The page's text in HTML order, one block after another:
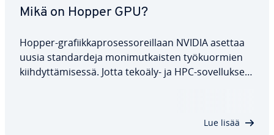
Mikä on Hopper GPU?
Hopper-gra­fiik­kapro­ses­so­reil­laan NVIDIA asettaa
uusia stan­dar­de­ja mo­ni­mut­kais­ten työ­kuor­mien
kiih­dyt­tä­mi­ses­sä. Jotta tekoäly- ja HPC-so­vel­luk­set
Lue lisää